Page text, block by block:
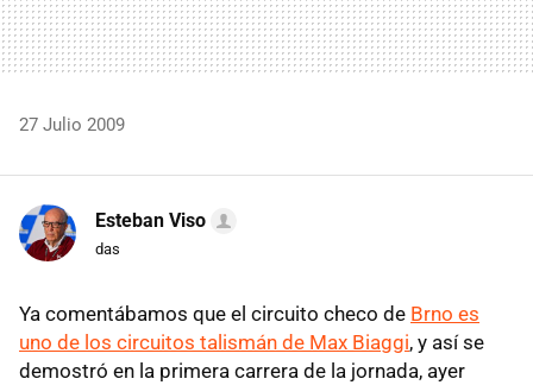
27 Julio 2009
Esteban Viso
das
Ya comentábamos que el circuito checo de Brno es
uno de los circuitos talismán de Max Biaggi, y así se
demostró en la primera carrera de la jornada, ayer